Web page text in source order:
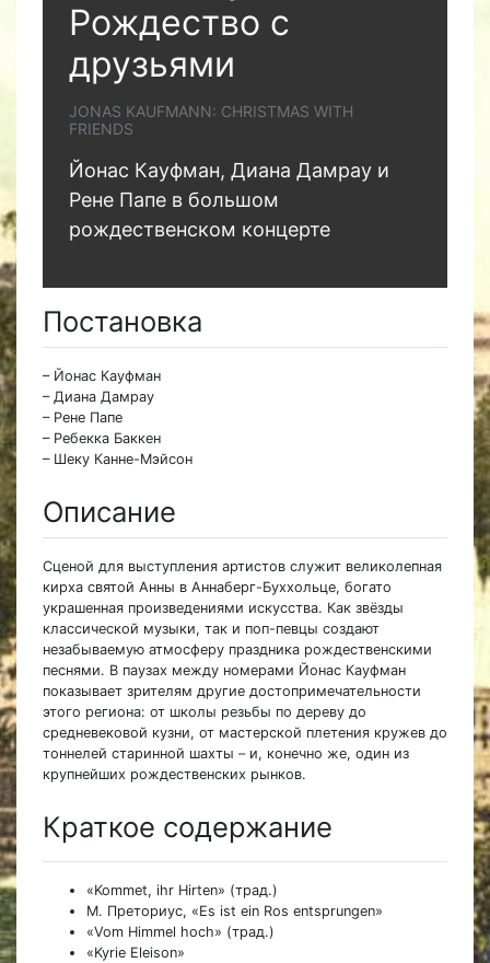
Рождество с
друзьями
JONAS KAUFMANN: CHRISTMAS WITH
FRIENDS
Йонас Кауфман, Диана Дамрау и
Рене Папе в большом
рождественском концерте
Постановка
– Йонас Кауфман
– Диана Дамрау
– Рене Папе
– Ребекка Баккен
– Шеку Канне-Мэйсон
Описание
Сценой для выступления артистов служит великолепная
кирха святой Анны в Аннаберг-Буххольце, богато
украшенная произведениями искусства. Как звёзды
классической музыки, так и поп-певцы создают
незабываемую атмосферу праздника рождественскими
песнями. В паузах между номерами Йонас Кауфман
показывает зрителям другие достопримечательности
этого региона: от школы резьбы по дереву до
средневековой кузни, от мастерской плетения кружев до
тоннелей старинной шахты – и, конечно же, один из
крупнейших рождественских рынков.
Краткое содержание
«Kommet, ihr Hirten» (трад.)
М. Преториус, «Es ist ein Ros entsprungen»
«Vom Himmel hoch» (трад.)
«Kyrie Eleison»